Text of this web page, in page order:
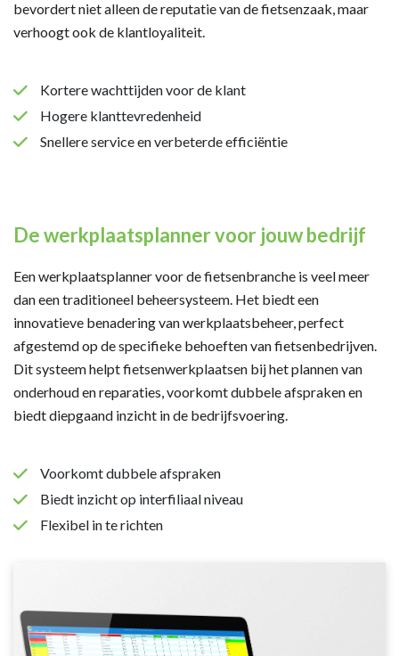
bevordert niet alleen de reputatie van de fietsenzaak, maar
verhoogt ook de klantloyaliteit.
Kortere wachttijden voor de klant
Hogere klanttevredenheid
Snellere service en verbeterde efficiëntie
De werkplaatsplanner voor jouw bedrijf
Een werkplaatsplanner voor de fietsenbranche is veel meer
dan een traditioneel beheersysteem. Het biedt een
innovatieve benadering van werkplaatsbeheer, perfect
afgestemd op de specifieke behoeften van fietsenbedrijven.
Dit systeem helpt fietsenwerkplaatsen bij het plannen van
onderhoud en reparaties, voorkomt dubbele afspraken en
biedt diepgaand inzicht in de bedrijfsvoering.
Voorkomt dubbele afspraken
Biedt inzicht op interfiliaal niveau
Flexibel in te richten